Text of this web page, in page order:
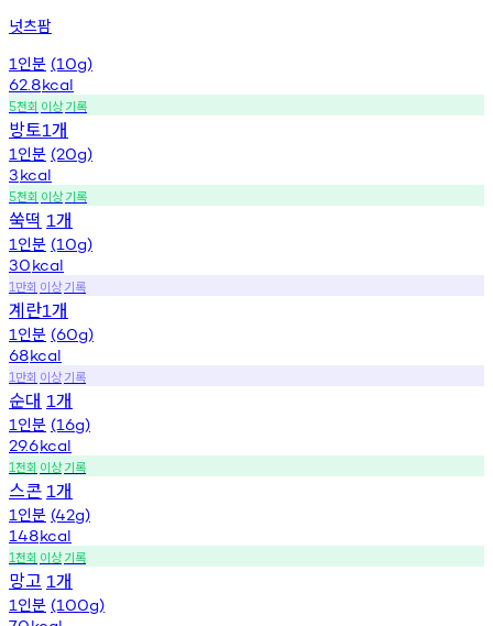
넛츠팜
1 인분 (10g)
62.8kcal
5천회 이상기록
방토1개
1 인분 (20g)
3kcal
5천회 이상기록
쑥떡 1개
1 인분 (10g)
30kcal
1 만회 이상기록
계란1개
1 인분 (60g)
68kcal
1 만회 이상기록
순대 1개
1 인분 (16g)
29.6kcal
1천회 이상기록
스콘 1개
1 인분 (42g)
148kcal
1천회 이상기록
망고 1개
1 인분 (100g)